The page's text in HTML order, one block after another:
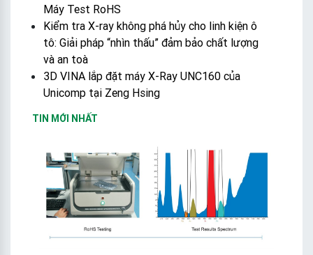
Máy Test RoHS
Kiểm tra X-ray không phá hủy cho linh kiện ô
tô: Giải pháp “nhìn thấu” đảm bảo chất lượng
và an toà
3D VINA lắp đặt máy X-Ray UNC160 của
Unicomp tại Zeng Hsing
TIN MỚI NHẤT